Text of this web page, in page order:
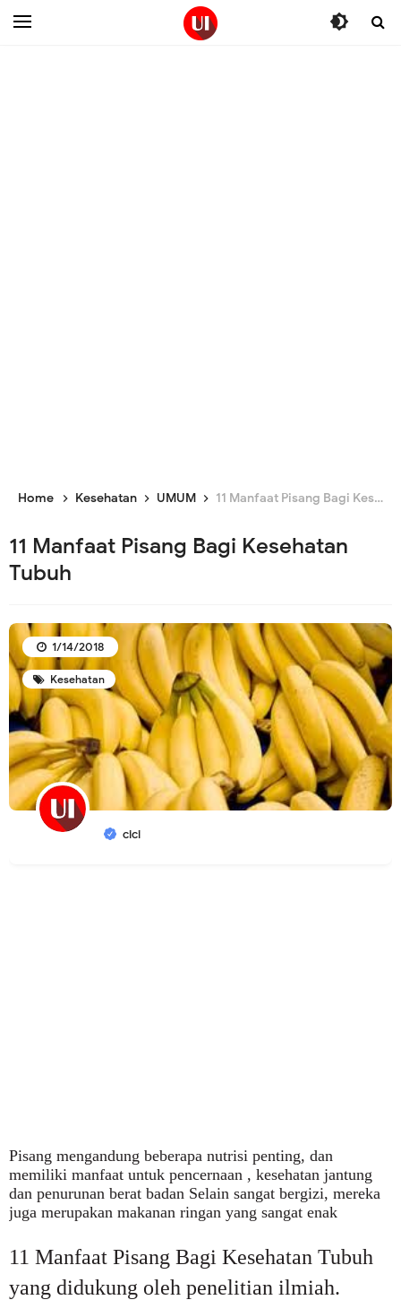
Home Kesehatan UMUM 11 Manfaat Pisang Bagi Kesehatan Tubuh
11 Manfaat Pisang Bagi Kesehatan
Tubuh
Kesehatan
cici
1/14/2018
Pisang mengandung beberapa nutrisi penting, dan
memiliki manfaat untuk pencernaan , kesehatan jantung
dan penurunan berat badan Selain sangat bergizi, mereka
juga merupakan makanan ringan yang sangat enak
11 Manfaat Pisang Bagi Kesehatan Tubuh
yang didukung oleh penelitian ilmiah.